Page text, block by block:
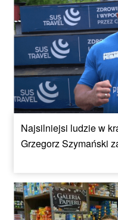
Najsilniejsi ludzie w
Grzegorz Szymański